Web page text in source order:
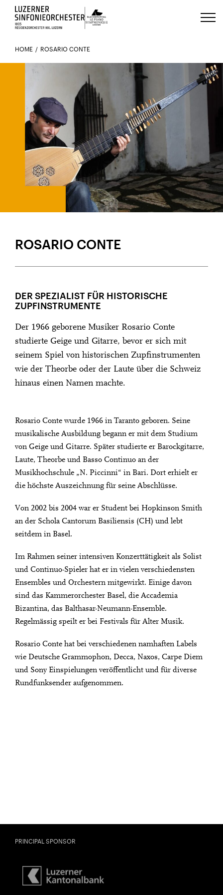
Luzerns Klavierfestival «Le Piano
HOME ROSARIO CONTE
ROSARIO CONTE
DER SPEZIALIST FÜR HISTORISCHE
ZUPFINSTRUMENTE
Der 1966 geborene Musiker Rosario Conte
studierte Geige und Gitarre, bevor er sich mit
seinem Spiel von historischen Zupfinstrumenten
wie der Theorbe oder der Laute über die Schweiz
hinaus einen Namen machte.
Rosario Conte wurde 1966 in Taranto geboren. Seine
musikalische Ausbildung begann er mit dem Studium
von Geige und Gitarre. Später studierte er Barockgitarre,
Laute, Theorbe und Basso Continuo an der
Musikhochschule „N. Piccinni“ in Bari. Dort erhielt er
die höchste Auszeichnung für seine Abschlüsse.
Von 2002 bis 2004 war er Student bei Hopkinson Smith
an der Schola Cantorum Basiliensis (CH) und lebt
seitdem in Basel.
Im Rahmen seiner intensiven Konzerttätigkeit als Solist
und Continuo-Spieler hat er in vielen verschiedensten
Ensembles und Orchestern mitgewirkt. Einige davon
sind das Kammerorchester Basel, die Accademia
Bizantina, das Balthasar-Neumann-Ensemble.
Regelmässig speilt er bei Festivals für Alter Musik.
Rosario Conte hat bei verschiedenen namhaften Labels
wie Deutsche Grammophon, Decca, Naxos, Carpe Diem
und Sony Einspielungen veröffentlicht und für diverse
Rundfunksender aufgenommen.
PRINCIPAL SPONSOR